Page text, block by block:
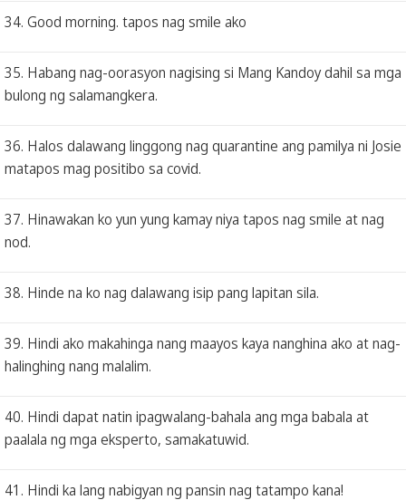
34. Good morning. tapos nag smile ako
35. Habang nag-oorasyon nagising si Mang Kandoy dahil sa mga
bulong ng salamangkera.
36. Halos dalawang linggong nag quarantine ang pamilya ni Josie
matapos mag positibo sa covid.
37. Hinawakan ko yun yung kamay niya tapos nag smile at nag
nod.
38. Hinde na ko nag dalawang isip pang lapitan sila.
39. Hindi ako makahinga nang maayos kaya nanghina ako at nag-
halinghing nang malalim.
40. Hindi dapat natin ipagwalang-bahala ang mga babala at
paalala ng mga eksperto, samakatuwid.
41. Hindi ka lang nabigyan ng pansin nag tatampo kana!